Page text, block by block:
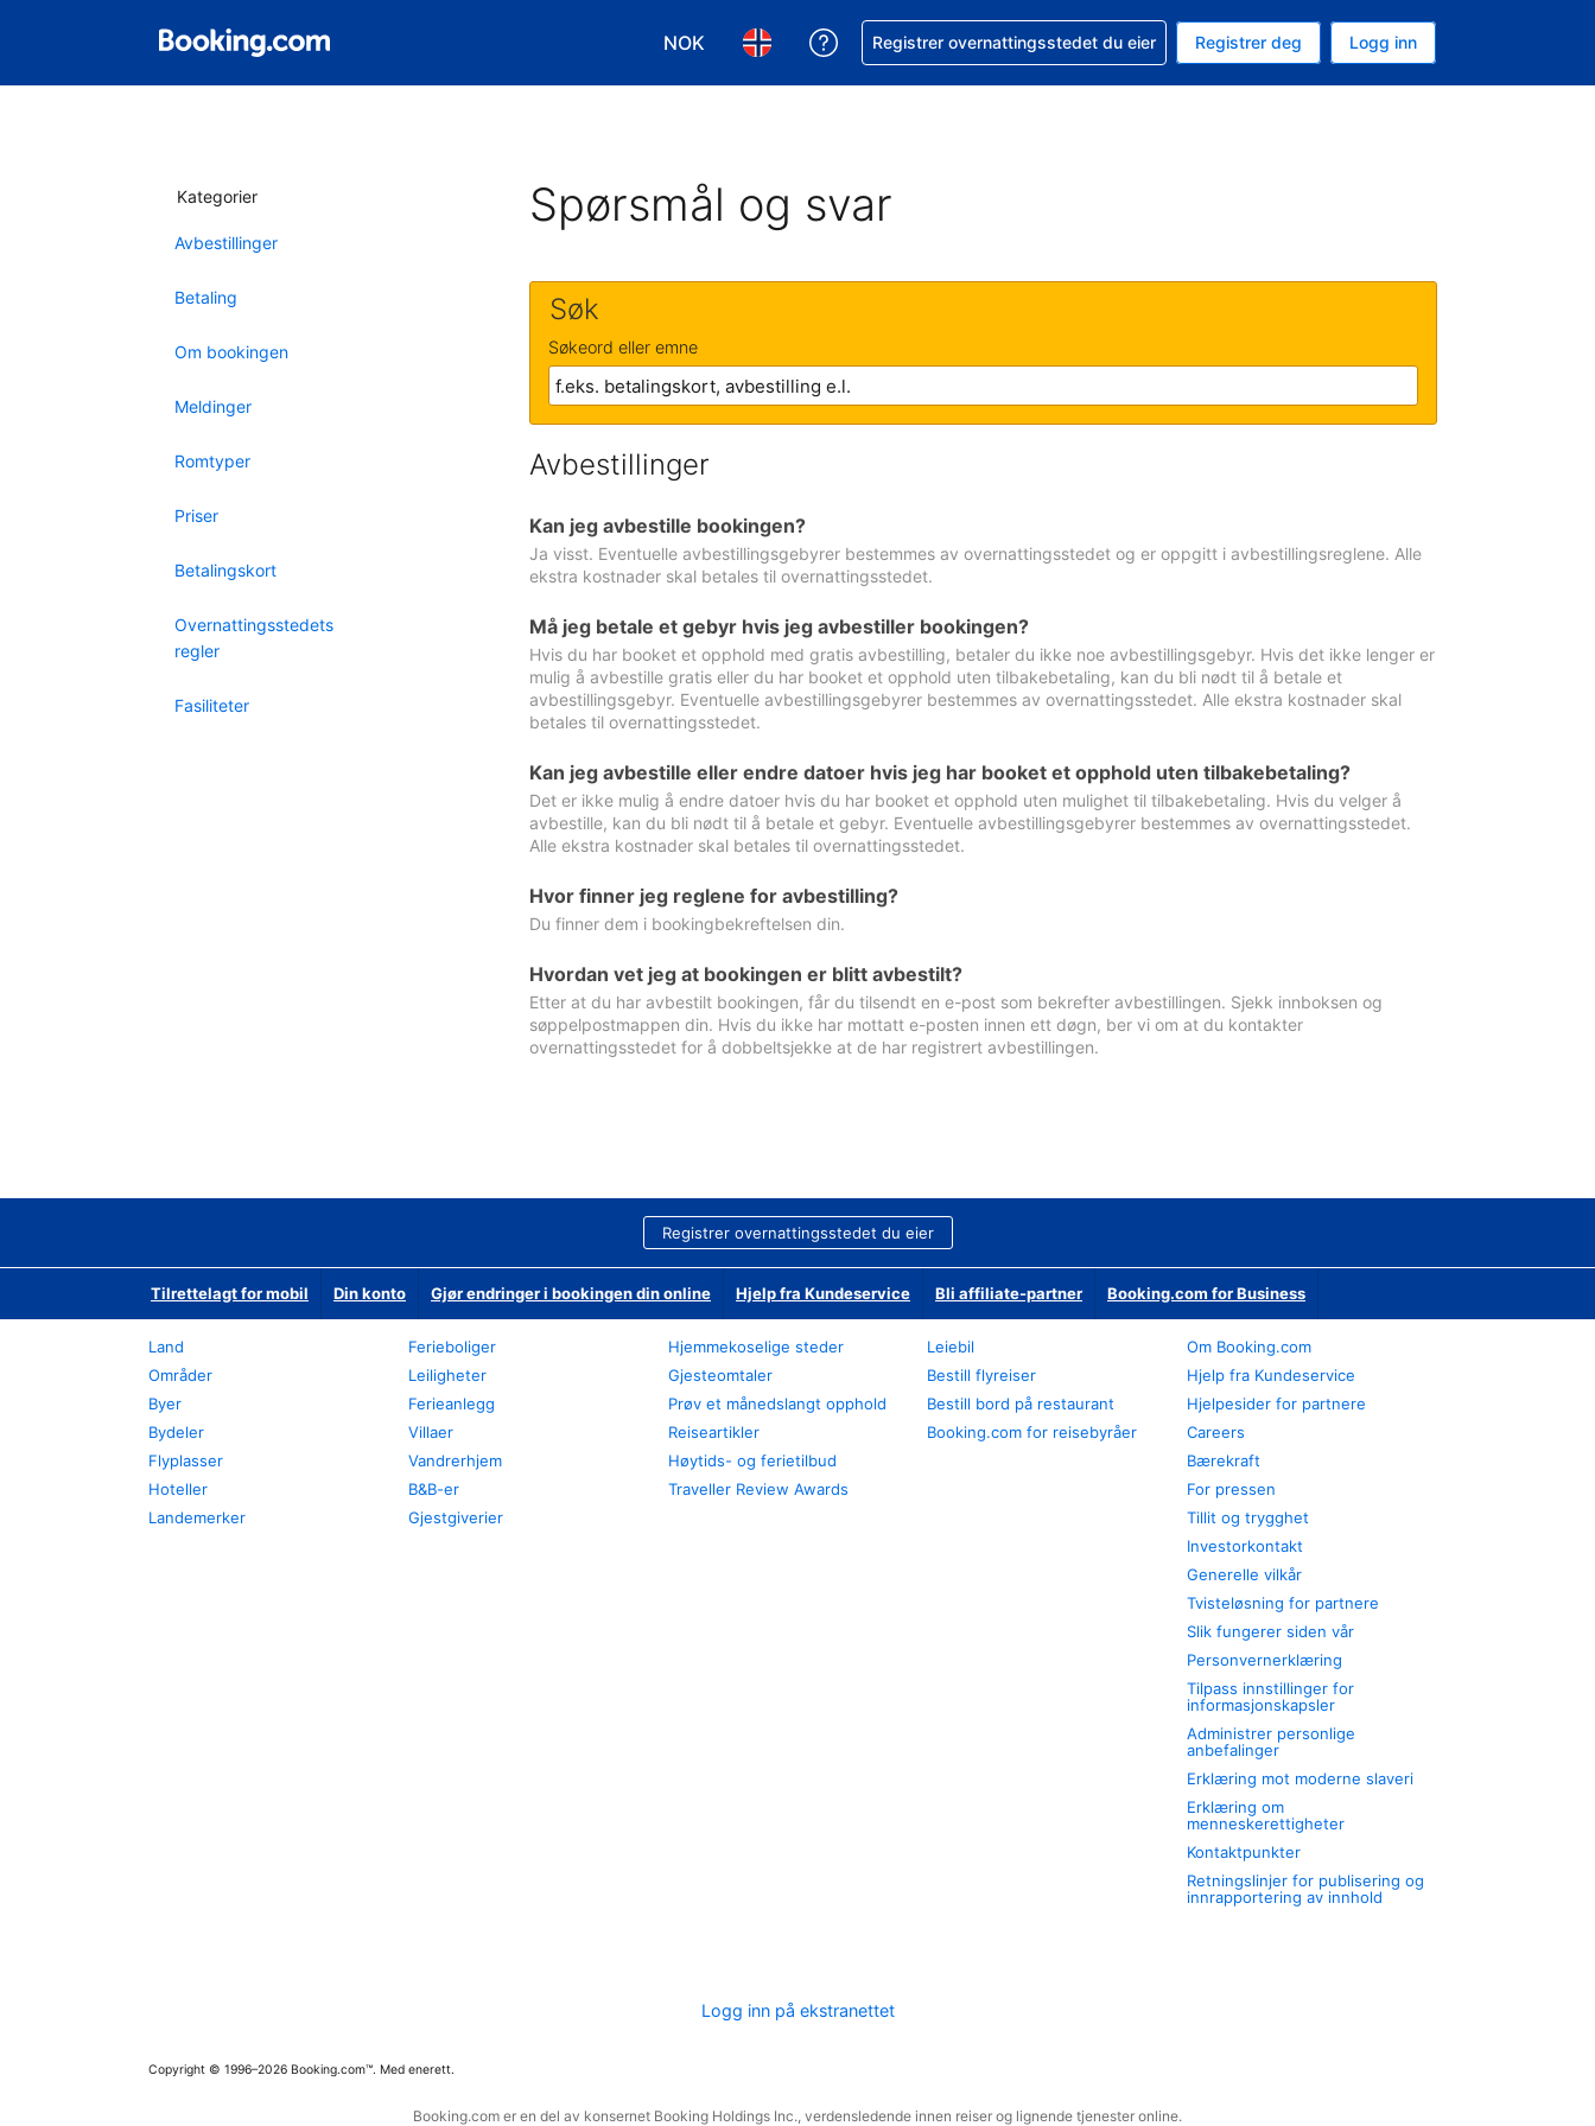
NOK
Velg valuta. Du har valgt Norsk krone som valuta
Velg språk. Du har valgt Norsk som språk
Få hjelp med bookingen din
Registrer overnattingsstedet du eier Registrer deg Logg inn
Kategorier
Avbestillinger
Betaling
Om bookingen
Meldinger
Romtyper
Priser
Betalingskort
Overnattingsstedets
regler
Fasiliteter
Spørsmål og svar
Søk
Søkeord eller emne
Avbestillinger
Kan jeg avbestille bookingen?
Ja visst. Eventuelle avbestillingsgebyrer bestemmes av overnattingsstedet og er oppgitt i avbestillingsreglene. Alle
ekstra kostnader skal betales til overnattingsstedet.
Må jeg betale et gebyr hvis jeg avbestiller bookingen?
Hvis du har booket et opphold med gratis avbestilling, betaler du ikke noe avbestillingsgebyr. Hvis det ikke lenger er
mulig å avbestille gratis eller du har booket et opphold uten tilbakebetaling, kan du bli nødt til å betale et
avbestillingsgebyr. Eventuelle avbestillingsgebyrer bestemmes av overnattingsstedet. Alle ekstra kostnader skal
betales til overnattingsstedet.
Kan jeg avbestille eller endre datoer hvis jeg har booket et opphold uten tilbakebetaling?
Det er ikke mulig å endre datoer hvis du har booket et opphold uten mulighet til tilbakebetaling. Hvis du velger å
avbestille, kan du bli nødt til å betale et gebyr. Eventuelle avbestillingsgebyrer bestemmes av overnattingsstedet.
Alle ekstra kostnader skal betales til overnattingsstedet.
Hvor finner jeg reglene for avbestilling?
Du finner dem i bookingbekreftelsen din.
Hvordan vet jeg at bookingen er blitt avbestilt?
Etter at du har avbestilt bookingen, får du tilsendt en e-post som bekrefter avbestillingen. Sjekk innboksen og
søppelpostmappen din. Hvis du ikke har mottatt e-posten innen ett døgn, ber vi om at du kontakter
overnattingsstedet for å dobbeltsjekke at de har registrert avbestillingen.
Registrer overnattingsstedet du eier
Tilrettelagt for mobil Din konto Gjør endringer i bookingen din online Hjelp fra Kundeservice Bli affiliate-partner Booking.com for Business
Land
Områder
Byer
Bydeler
Flyplasser
Hoteller
Landemerker
Ferieboliger
Leiligheter
Ferieanlegg
Villaer
Vandrerhjem
B&B-er
Gjestgiverier
Hjemmekoselige steder
Gjesteomtaler
Prøv et månedslangt opphold
Reiseartikler
Høytids- og ferietilbud
Traveller Review Awards
Leiebil
Bestill flyreiser
Bestill bord på restaurant
Booking.com for reisebyråer
Om Booking.com
Hjelp fra Kundeservice
Hjelpesider for partnere
Careers
Bærekraft
For pressen
Tillit og trygghet
Investorkontakt
Generelle vilkår
Tvisteløsning for partnere
Slik fungerer siden vår
Personvernerklæring
Tilpass innstillinger for
informasjonskapsler
Administrer personlige
anbefalinger
Erklæring mot moderne slaveri
Erklæring om
menneskerettigheter
Kontaktpunkter
Retningslinjer for publisering og
innrapportering av innhold
Logg inn på ekstranettet
Copyright © 1996–2026 Booking.com™. Med enerett.
Booking.com er en del av konsernet Booking Holdings Inc., verdensledende innen reiser og lignende tjenester online.